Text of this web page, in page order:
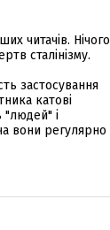
читачів. Нічого
сталінізму.
застосування
катові
"людей" і
вони регулярно